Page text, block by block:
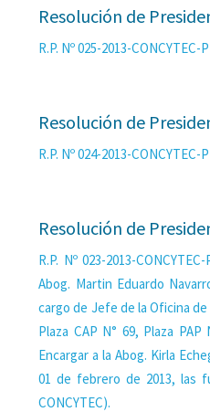
Resolución de
R.P. Nº 025-2013-CONCYTEC-
Resolución de
R.P. Nº 024-2013-CONCYTEC-
Resolución de
R.P. Nº 023-2013-
Abog. Martin Eduardo
cargo de Jefe de la Oficina
Plaza CAP N° 69, Plaza
Encargar a la Abog. Kirla
01 de febrero de 2013, las
CONCYTEC).